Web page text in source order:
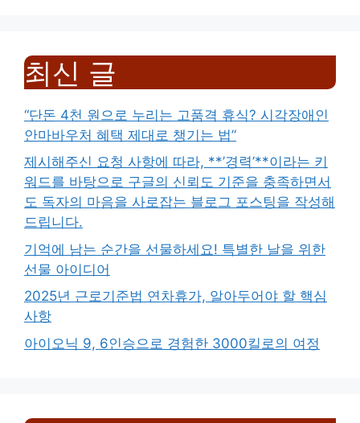
최신 글
“단돈 4천 원으로 누리는 고품격 휴식? 시각장애인
안마바우처 혜택 제대로 챙기는 법”
제시해주신 요청 사항에 따라, **’경력’**이라는 키
워드를 바탕으로 구글의 신뢰도 기준을 충족하면서
도 독자의 마음을 사로잡는 블로그 포스팅을 작성해
드립니다.
기억에 남는 순간을 선물하세요! 특별한 날을 위한
선물 아이디어
2025년 근로기준법 연차휴가, 알아두어야 할 핵심
사항
아이오닉 9, 6인승으로 경험한 3000킬로의 여정